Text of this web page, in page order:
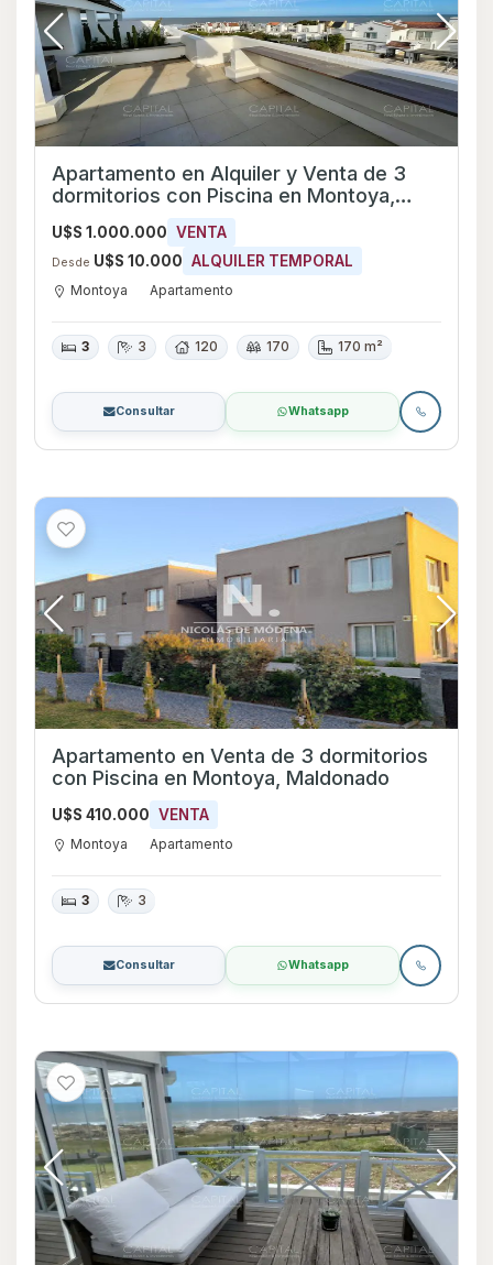
Apartamento en Alquiler y Venta de 3
dormitorios con Piscina en Montoya,
U$S 1.000.000 VENTA
Desde U$S 10.000 ALQUILER TEMPORAL
Montoya Apartamento
3 3 120 170 170 m²
Consultar Whatsapp
Apartamento en Venta de 3 dormitorios
con Piscina en Montoya, Maldonado
U$S 410.000 VENTA
Montoya Apartamento
3 3
Consultar Whatsapp